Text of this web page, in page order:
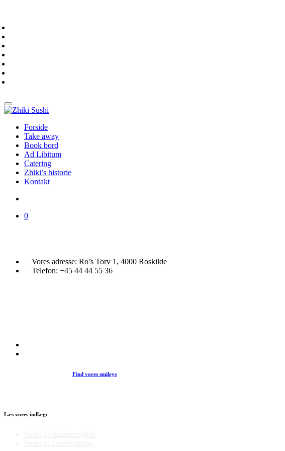
Forside
Take away
Book bord
Ad Libitum
Catering
Zhiki’s historie
Kontakt
0
Vores adresse: Ro’s Torv 1, 4000 Roskilde
Telefon: +45 44 44 55 36
Find vores smileys
Læs vores indlæg: